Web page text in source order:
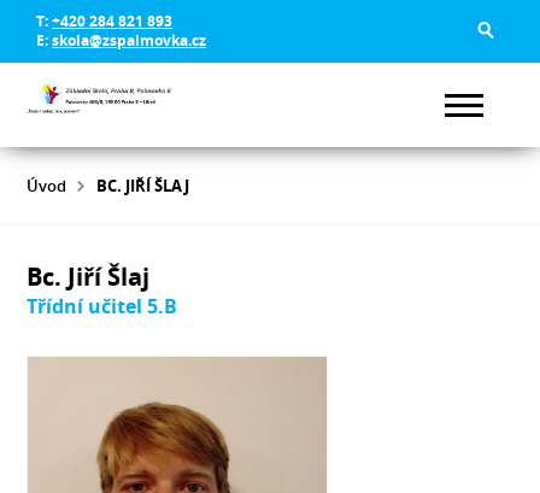
T:+420 284 821 893
E:skola@zspalmovka.cz
Úvod BC. JIŘÍ ŠLAJ
Bc. Jiří Šlaj
Třídní učitel 5.B